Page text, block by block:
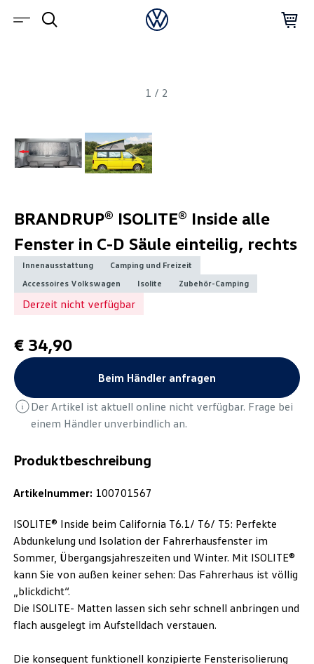
1 / 2
Produktbeschreibung
Artikelnummer: 100701567
ISOLITE® Inside beim California T6.1/ T6/ T5: Perfekte
Abdunkelung und Isolation der Fahrerhausfenster im
Sommer, Übergangsjahreszeiten und Winter. Mit ISOLITE®
kann Sie von außen keiner sehen: Das Fahrerhaus ist völlig
„blickdicht“.
Die ISOLITE- Matten lassen sich sehr schnell anbringen und
flach ausgelegt im Aufstelldach verstauen.
Die konsequent funktionell konzipierte Fensterisolierung
BRANDRUP® ISOLITE® Inside alle
Fenster in C-D Säule einteilig, rechts
Innenausstattung
Camping und Freizeit
Accessoires Volkswagen
Isolite Zubehör-Camping
Derzeit nicht verfügbar
€ 34,90
Beim Händler anfragen
Der Artikel ist aktuell online nicht verfügbar. Frage bei
einem Händler unverbindlich an.